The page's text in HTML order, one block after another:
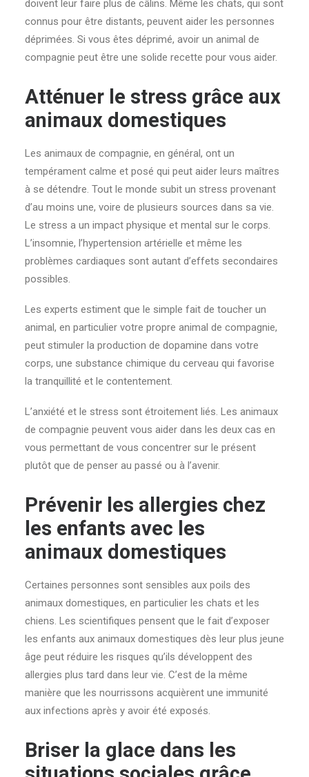
doivent leur faire plus de câlins. Même les chats, qui sont
connus pour être distants, peuvent aider les personnes
déprimées. Si vous êtes déprimé, avoir un animal de
compagnie peut être une solide recette pour vous aider.
Atténuer le stress grâce aux
animaux domestiques
Les animaux de compagnie, en général, ont un
tempérament calme et posé qui peut aider leurs maîtres
à se détendre. Tout le monde subit un stress provenant
d’au moins une, voire de plusieurs sources dans sa vie.
Le stress a un impact physique et mental sur le corps.
L’insomnie, l’hypertension artérielle et même les
problèmes cardiaques sont autant d’effets secondaires
possibles.
Les experts estiment que le simple fait de toucher un
animal, en particulier votre propre animal de compagnie,
peut stimuler la production de dopamine dans votre
corps, une substance chimique du cerveau qui favorise
la tranquillité et le contentement.
L’anxiété et le stress sont étroitement liés. Les animaux
de compagnie peuvent vous aider dans les deux cas en
vous permettant de vous concentrer sur le présent
plutôt que de penser au passé ou à l’avenir.
Prévenir les allergies chez
les enfants avec les
animaux domestiques
Certaines personnes sont sensibles aux poils des
animaux domestiques, en particulier les chats et les
chiens. Les scientifiques pensent que le fait d’exposer
les enfants aux animaux domestiques dès leur plus jeune
âge peut réduire les risques qu’ils développent des
allergies plus tard dans leur vie. C’est de la même
manière que les nourrissons acquièrent une immunité
aux infections après y avoir été exposés.
Briser la glace dans les